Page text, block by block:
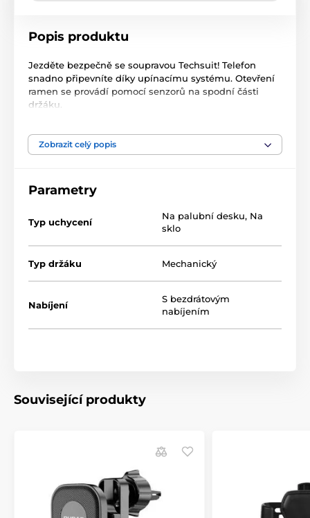
Popis produktu
Jezděte bezpečně se soupravou Techsuit! Telefon
snadno připevníte díky upínacímu systému. Otevření
ramen se provádí pomocí senzorů na spodní části
držáku.
auta s přísavkou má vrstvu z ekologické kůže. Z vnitřní
strany mají ramena ochrannou silikonovou vrstvu.
Výkon: 10 W
Proudový příkon: 10 W: Napájení: 9V/2A, 5V/3A
Indikátor LED: červená pro pohotovostní režim,
Pozor! Ramena podpěry se otevírají a zavírají
Produkt je zařazen v kategoriích
Zobrazit celý popis
Parametry
Typ uchycení
Na palubní desku, Na
sklo
Typ držáku Mechanický
Nabíjení
S bezdrátovým
nabíjením
Související produkty